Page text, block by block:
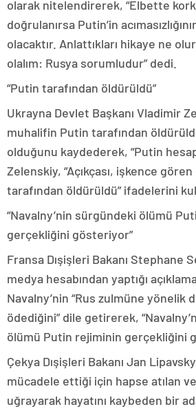
olarak nitelendirerek, “Elbette
doğrulanırsa Putin’in
olacaktır. Anlattıkları hikaye ne
olalım: Rusya sorumludur” dedi.
“Putin tarafından öldürüldü”
Ukrayna Devlet Başkanı Vladimir
muhalifin Putin tarafından
olduğunu kaydederek, “Putin
Zelenskiy, “Açıkçası, işkence
tarafından öldürüldü” ifadelerini
“Navalny’nin sürgündeki ölümü
gerçekliğini gösteriyor”
Fransa Dışişleri Bakanı Stephane
medya hesabından yaptığı
Navalny’nin “Rus zulmüne yönelik
ödediğini” dile getirerek,
ölümü Putin rejiminin gerçekliğini
Çekya Dışişleri Bakanı Jan
mücadele ettiği için hapse atılan
uğrayarak hayatını kaybeden bir